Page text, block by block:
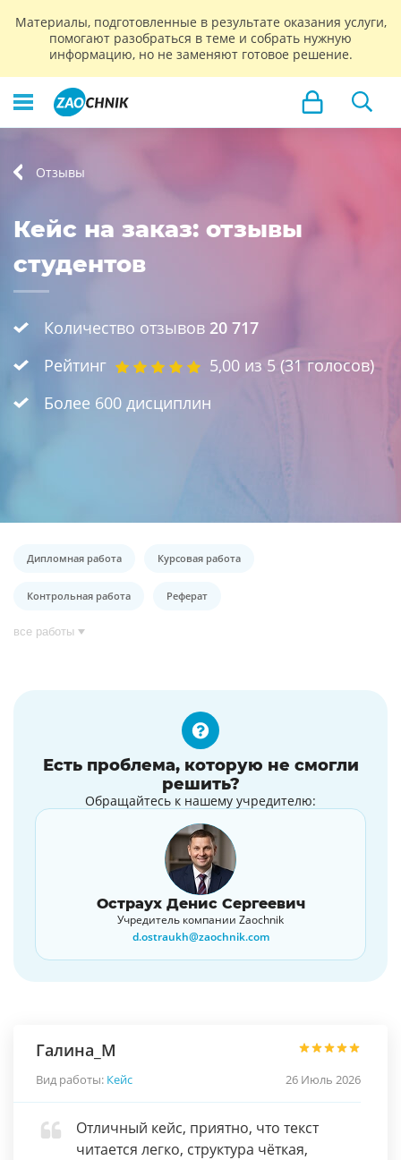
Материалы, подготовленные в результате оказания услуги,
помогают разобраться в теме и собрать нужную
информацию, но не заменяют готовое решение.
Отзывы
Кейс на заказ: отзывы
студентов
Количество отзывов 20 717
Рейтинг
5,00 из 5 (31голосов)
Более 600 дисциплин
Дипломная работа Курсовая работа
Контрольная работа Реферат
все работы
Есть проблема, которую не смогли
решить?
Обращайтесь к нашему учредителю:
Остраух Денис Сергеевич
Учредитель компании Zaochnik
d.ostraukh@zaochnik.com
Галина_М
Вид работы: Кейс 26 Июль 2026
Отличный кейс, приятно, что текст
читается легко, структура чёткая,